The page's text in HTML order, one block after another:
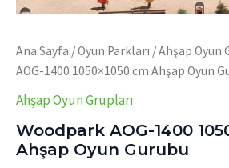
Ana Sayfa /Oyun Parkları /Ahşap Oyun
AOG-1400 1050×1050 cm Ahşap Oyun
Ahşap Oyun Grupları
Woodpark AOG-1400
Ahşap Oyun Gurubu